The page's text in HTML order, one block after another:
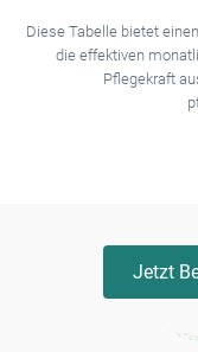
Diese Tabelle bietet
die effektiven
Pflegekraft
Jetzt